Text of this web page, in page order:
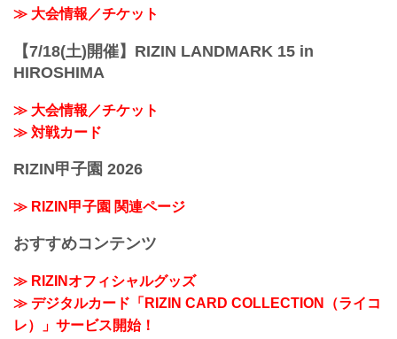
≫ 大会情報／チケット
【7/18(土)開催】RIZIN LANDMARK 15 in
HIROSHIMA
≫ 大会情報／チケット
≫ 対戦カード
RIZIN甲子園 2026
≫ RIZIN甲子園 関連ページ
おすすめコンテンツ
≫ RIZINオフィシャルグッズ
≫ デジタルカード「RIZIN CARD COLLECTION（ライコ
レ）」サービス開始！